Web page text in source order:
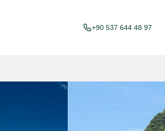
+90 537 644 48 97